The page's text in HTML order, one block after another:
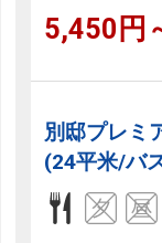
5,450円
別邸プレミ
(24平米/バ